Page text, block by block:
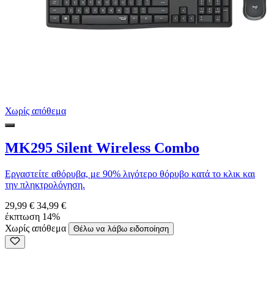
Χωρίς απόθεμα
MK295 Silent Wireless Combo
Εργαστείτε αθόρυβα, με 90% λιγότερο θόρυβο κατά το κλικ και
την πληκτρολόγηση.
29,99 € 34,99 €
έκπτωση 14%
Χωρίς απόθεμα
Θέλω να λάβω ειδοποίηση